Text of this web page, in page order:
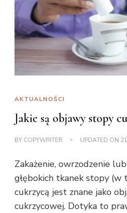
AKTUALNOŚCI
Jakie są objawy stopy
BY COPYWRITER UPDATED ON
Zakażenie, owrzodzenie
głębokich tkanek stopy (w
cukrzycą jest znane jako
cukrzycowej. Dotyka to